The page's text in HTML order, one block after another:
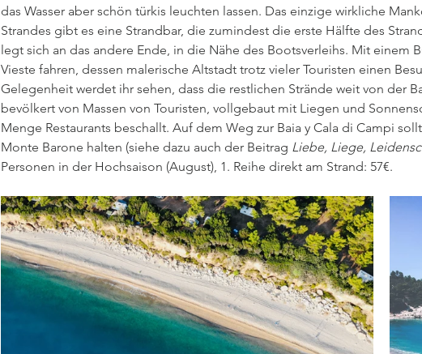
das Wasser aber schön türkis leuchten lassen. Das einzige wirkliche
Strandes gibt es eine Strandbar, die zumindest die erste Hälfte des
legt sich an das andere Ende, in die Nähe des Bootsverleihs. Mit einem
Vieste fahren, dessen malerische Altstadt trotz vieler Touristen einen
Gelegenheit werdet ihr sehen, dass die restlichen Strände weit von der
bevölkert von Massen von Touristen, vollgebaut mit Liegen und
Menge Restaurants beschallt. Auf dem Weg zur Baia y Cala di Campi
Monte Barone halten (siehe dazu auch der Beitrag Liebe, Liege,
Personen in der Hochsaison (August), 1. Reihe direkt am Strand: 57€.